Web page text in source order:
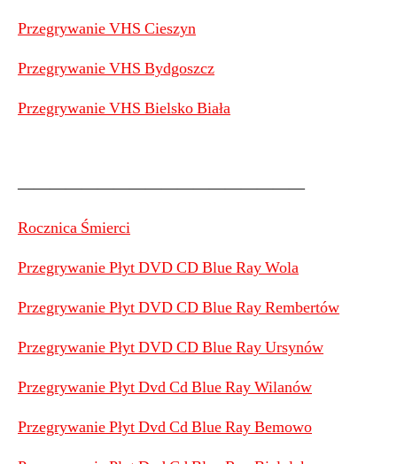
Przegrywanie VHS Cieszyn
Przegrywanie VHS Bydgoszcz
Przegrywanie VHS Bielsko Biała
——————————————————
Rocznica Śmierci
Przegrywanie Płyt DVD CD Blue Ray Wola
Przegrywanie Płyt DVD CD Blue Ray Rembertów
Przegrywanie Płyt DVD CD Blue Ray Ursynów
Przegrywanie Płyt Dvd Cd Blue Ray Wilanów
Przegrywanie Płyt Dvd Cd Blue Ray Bemowo